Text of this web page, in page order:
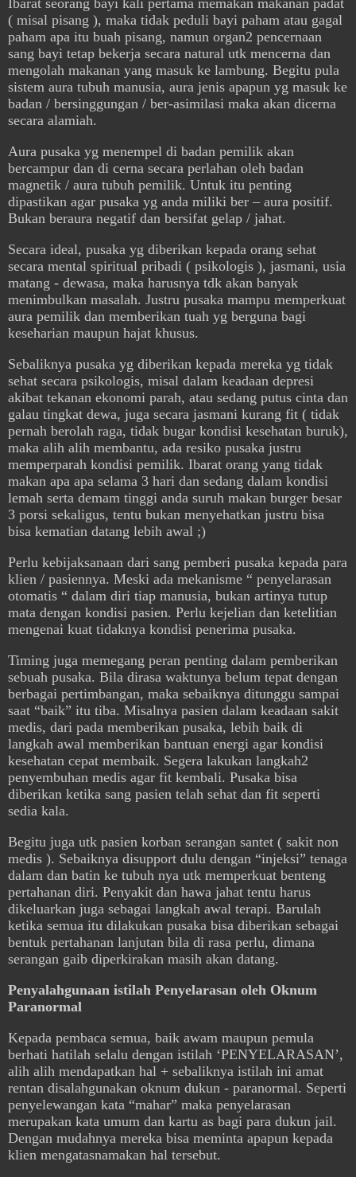
Ibarat seorang bayi kali pertama memakan makanan padat
( misal pisang ), maka tidak peduli bayi paham atau gagal
paham apa itu buah pisang, namun organ2 pencernaan
sang bayi tetap bekerja secara natural utk mencerna dan
mengolah makanan yang masuk ke lambung. Begitu pula
sistem aura tubuh manusia, aura jenis apapun yg masuk ke
badan / bersinggungan / ber-asimilasi maka akan dicerna
secara alamiah.
Aura pusaka yg menempel di badan pemilik akan
bercampur dan di cerna secara perlahan oleh badan
magnetik / aura tubuh pemilik. Untuk itu penting
dipastikan agar pusaka yg anda miliki ber – aura positif.
Bukan beraura negatif dan bersifat gelap / jahat.
Secara ideal, pusaka yg diberikan kepada orang sehat
secara mental spiritual pribadi ( psikologis ), jasmani, usia
matang - dewasa, maka harusnya tdk akan banyak
menimbulkan masalah. Justru pusaka mampu memperkuat
aura pemilik dan memberikan tuah yg berguna bagi
keseharian maupun hajat khusus.
Sebaliknya pusaka yg diberikan kepada mereka yg tidak
sehat secara psikologis, misal dalam keadaan depresi
akibat tekanan ekonomi parah, atau sedang putus cinta dan
galau tingkat dewa, juga secara jasmani kurang fit ( tidak
pernah berolah raga, tidak bugar kondisi kesehatan buruk),
maka alih alih membantu, ada resiko pusaka justru
memperparah kondisi pemilik. Ibarat orang yang tidak
makan apa apa selama 3 hari dan sedang dalam kondisi
lemah serta demam tinggi anda suruh makan burger besar
3 porsi sekaligus, tentu bukan menyehatkan justru bisa
bisa kematian datang lebih awal ;)
Perlu kebijaksanaan dari sang pemberi pusaka kepada para
klien / pasiennya. Meski ada mekanisme “ penyelarasan
otomatis “ dalam diri tiap manusia, bukan artinya tutup
mata dengan kondisi pasien. Perlu kejelian dan ketelitian
mengenai kuat tidaknya kondisi penerima pusaka.
Timing juga memegang peran penting dalam pemberikan
sebuah pusaka. Bila dirasa waktunya belum tepat dengan
berbagai pertimbangan, maka sebaiknya ditunggu sampai
saat “baik” itu tiba. Misalnya pasien dalam keadaan sakit
medis, dari pada memberikan pusaka, lebih baik di
langkah awal memberikan bantuan energi agar kondisi
kesehatan cepat membaik. Segera lakukan langkah2
penyembuhan medis agar fit kembali. Pusaka bisa
diberikan ketika sang pasien telah sehat dan fit seperti
sedia kala.
Begitu juga utk pasien korban serangan santet ( sakit non
medis ). Sebaiknya disupport dulu dengan “injeksi” tenaga
dalam dan batin ke tubuh nya utk memperkuat benteng
pertahanan diri. Penyakit dan hawa jahat tentu harus
dikeluarkan juga sebagai langkah awal terapi. Barulah
ketika semua itu dilakukan pusaka bisa diberikan sebagai
bentuk pertahanan lanjutan bila di rasa perlu, dimana
serangan gaib diperkirakan masih akan datang.
Penyalahgunaan istilah Penyelarasan oleh Oknum
Paranormal
Kepada pembaca semua, baik awam maupun pemula
berhati hatilah selalu dengan istilah ‘PENYELARASAN’,
alih alih mendapatkan hal + sebaliknya istilah ini amat
rentan disalahgunakan oknum dukun - paranormal. Seperti
penyelewangan kata “mahar” maka penyelarasan
merupakan kata umum dan kartu as bagi para dukun jail.
Dengan mudahnya mereka bisa meminta apapun kepada
klien mengatasnamakan hal tersebut.